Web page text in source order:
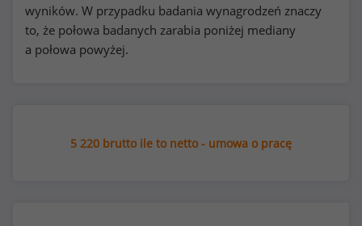
wyników. W przypadku badania wynagrodzeń znaczy
to, że połowa badanych zarabia poniżej mediany
a połowa powyżej.
5 220 brutto ile to netto - umowa o pracę